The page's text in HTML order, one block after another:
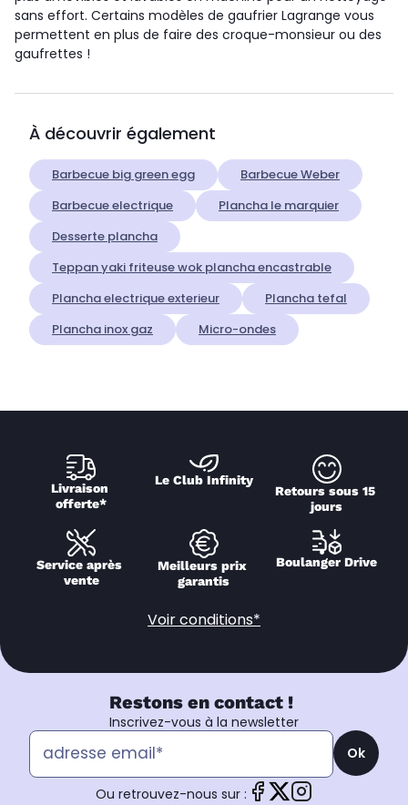
sans effort. Certains modèles de gaufrier Lagrange vous
permettent en plus de faire des croque-monsieur ou des
gaufrettes !
À découvrir également
Barbecue big green egg
Barbecue Weber
Barbecue electrique
Plancha le marquier
Desserte plancha
Teppan yaki friteuse wok plancha encastrable
Plancha electrique exterieur
Plancha tefal
Plancha inox gaz
Micro-ondes
Livraison
offerte*
Le Club Infinity
Retours sous 15
jours
Service après
vente
Meilleurs prix
garantis
Boulanger Drive
Voir conditions*
Restons en contact !
Inscrivez-vous à la newsletter
Ok
Ou retrouvez-nous sur :